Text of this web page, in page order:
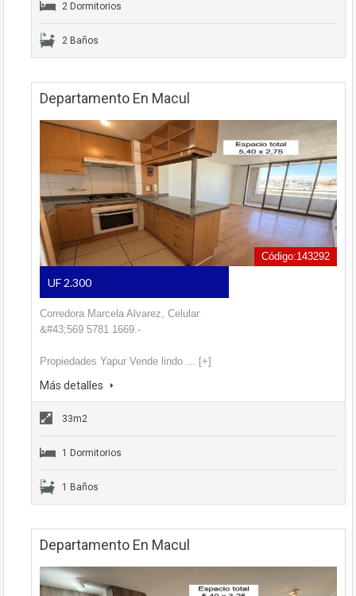
2 Dormitorios
2 Baños
Departamento En Macul
Código:143292
UF 2.300
Corredora Marcela Alvarez, Celular
&#43;569 5781 1669.-
Propiedades Yapur Vende lindo ... [+]
Más detalles
33m2
1 Dormitorios
1 Baños
Departamento En Macul